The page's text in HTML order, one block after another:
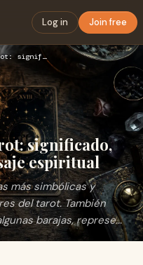
Log in Join free
El Hierofante en el tarot: significado, interpretación y men…
significado,
espiritual
más simbólicas y
del tarot. También
barajas, represe...